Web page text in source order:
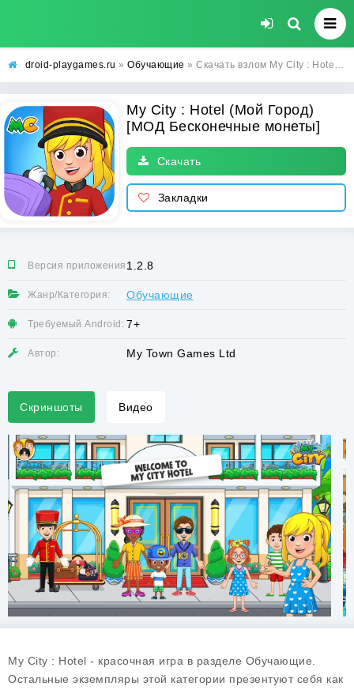
droid-playgames.ru » Обучающие » Скачать взлом My City : Hotel (Мой Город) [МОД Бесконечные монеты] - полная версия apk на Андроид
My City : Hotel (Мой Город)
[МОД Бесконечные монеты]
Скачать
Закладки
Версия приложения:1.2.8
Жанр/Категория: Обучающие
Требуемый Android: 7+
Автор: My Town Games Ltd
Скриншоты Видео
My City : Hotel - красочная игра в разделе Обучающие.
Остальные экземпляры этой категории презентуют себя как